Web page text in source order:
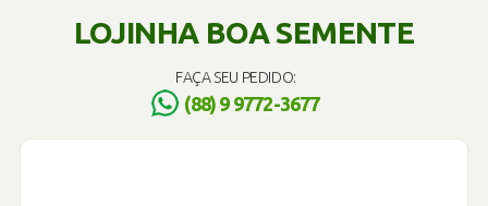
LOJINHA BOA SEMENTE
FAÇA SEU PEDIDO:
(88) 9 9772-3677